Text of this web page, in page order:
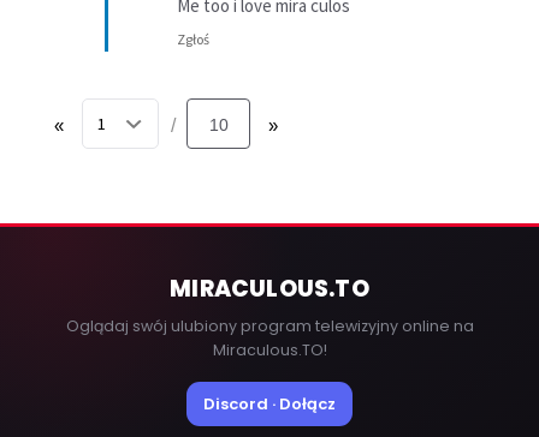
Me too i love mira culos
Zgłoś
« / 10 »
MIRACULOUS.TO
Oglądaj swój ulubiony program telewizyjny online na
Miraculous.TO!
Discord · Dołącz